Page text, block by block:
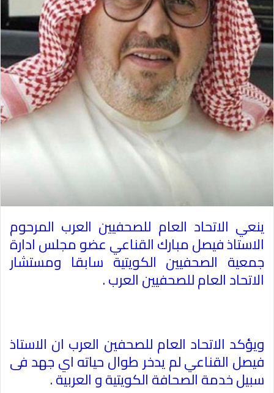
ينعي الاتحاد العام للصحفيين العرب المرحوم
الاستاذ فيصل مبارك القناعي عضو مجلس ادارة
جمعية الصحفيين الكويتية سابقا ومستشار
الاتحاد العام للصحفيين العرب .
ويؤكد الاتحاد العام للصحفين العرب ان الاستاذ
فيصل القناعي لم يدخر طوال حياته اي جهد فى
سبيل خدمة الصحافة الكويتية و العربية .